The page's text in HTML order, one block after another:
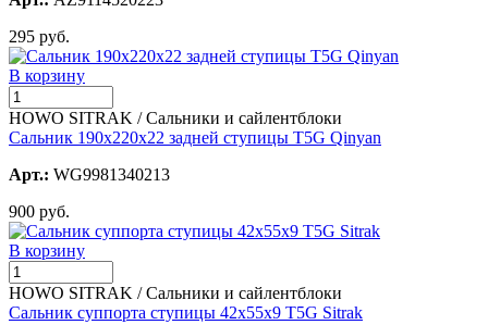
295 руб.
В корзину
HOWO SITRAK / Сальники и сайлентблоки
Сальник 190х220х22 задней ступицы T5G Qinyan
Арт.: WG9981340213
900 руб.
В корзину
HOWO SITRAK / Сальники и сайлентблоки
Сальник суппорта ступицы 42х55х9 T5G Sitrak